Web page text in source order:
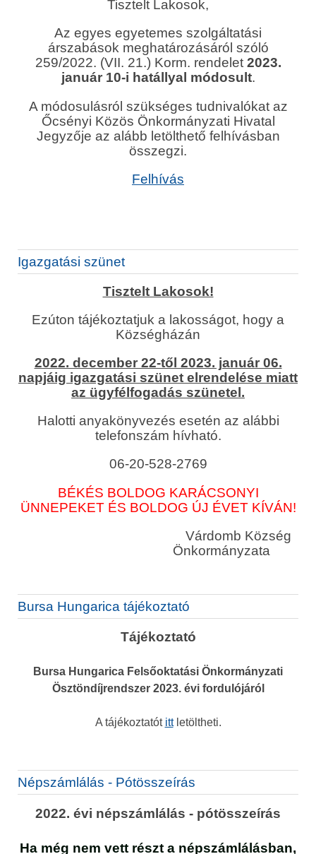
Tisztelt Lakosok,
Az egyes egyetemes szolgáltatási
árszabások meghatározásáról szóló
259/2022. (VII. 21.) Korm. rendelet 2023.
január 10-i hatállyal módosult.
A módosulásról szükséges tudnivalókat az
Őcsényi Közös Önkormányzati Hivatal
Jegyzője az alább letölthető felhívásban
összegzi.
Felhívás
Igazgatási szünet
Tisztelt Lakosok!
Ezúton tájékoztatjuk a lakosságot, hogy a
Községházán
2022. december 22-től 2023. január 06.
napjáig igazgatási szünet elrendelése miatt
az ügyfélfogadás szünetel.
Halotti anyakönyvezés esetén az alábbi
telefonszám hívható.
06-20-528-2769
BÉKÉS BOLDOG KARÁCSONYI
ÜNNEPEKET ÉS BOLDOG ÚJ ÉVET KÍVÁN!
Várdomb Község
Önkormányzata
Bursa Hungarica tájékoztató
Tájékoztató
Bursa Hungarica Felsőoktatási Önkormányzati
Ösztöndíjrendszer 2023. évi fordulójáról
A tájékoztatót ittletöltheti.
Népszámlálás - Pótösszeírás
2022. évi népszámlálás - pótösszeírás
Ha még nem vett részt a népszámlálásban,